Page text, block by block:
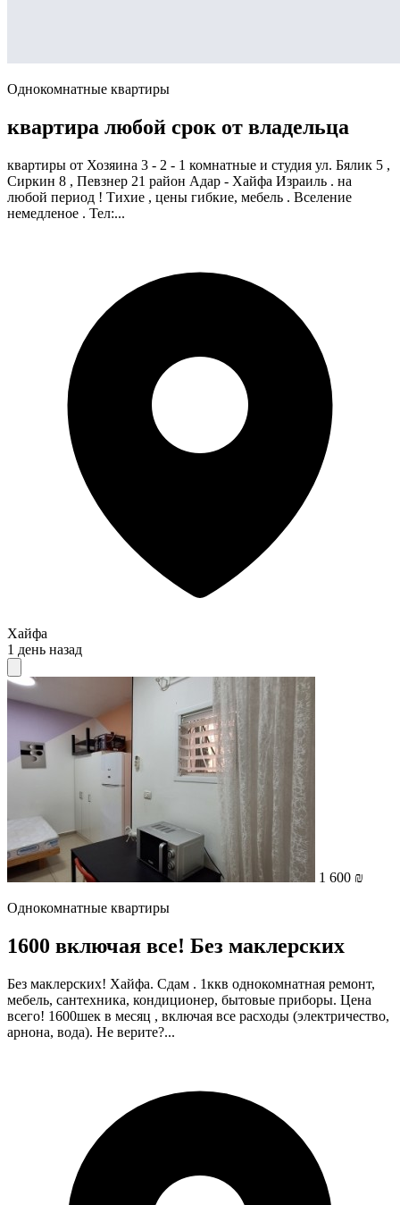
Однокомнатные квартиры
квартира любой срок от владельца
квартиры от Хозяина 3 - 2 - 1 комнатные и студия ул. Бялик 5 ,
Сиркин 8 , Певзнер 21 район Адар - Хайфа Израиль . на
любой период ! Тихие , цены гибкие, мебель . Вселение
немедленое . Тел:...
Хайфа
1 день назад
1 600 ₪
Однокомнатные квартиры
1600 включая все! Без маклерских
Без маклерских! Хайфа. Сдам . 1ккв однокомнатная ремонт,
мебель, сантехника, кондиционер, бытовые приборы. Цена
всего! 1600шек в месяц , включая все расходы (электричество,
арнона, вода). Не верите?...